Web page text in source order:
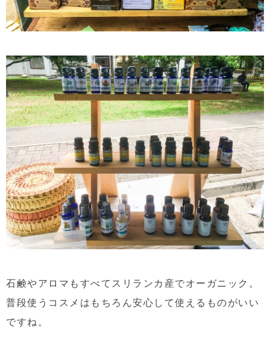
石鹸やアロマもすべてスリランカ産でオーガニック。
普段使うコスメはもちろん安心して使えるものがいい
ですね。